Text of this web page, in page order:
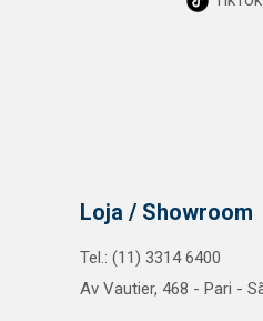
Loja / Showroom
Tel.: (11) 3314 6400
Av Vautier, 468 - Pari -